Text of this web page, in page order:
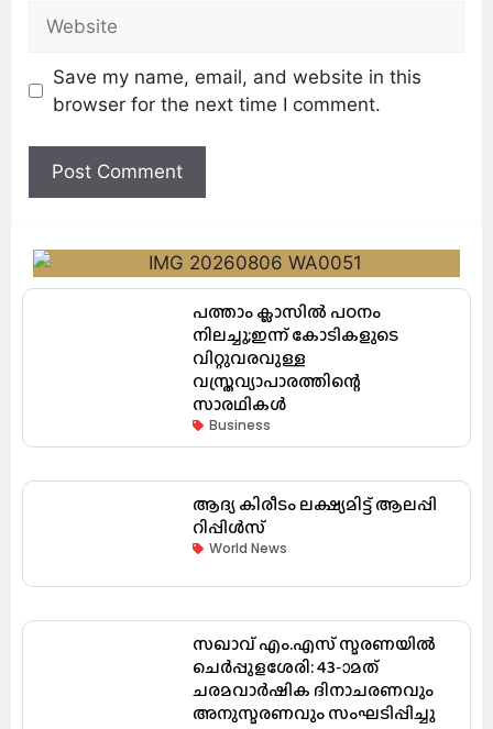
Save my name, email, and website in this
browser for the next time I comment.
പത്താം ക്ലാസിൽ പഠനം
നിലച്ചു;ഇന്ന് കോടികളുടെ
വിറ്റുവരവുള്ള
വസ്ത്രവ്യാപാരത്തിന്റെ
സാരഥികൾ
Business
ആദ്യ കിരീടം ലക്ഷ്യമിട്ട് ആലപ്പി
റിപ്പിൾസ്
World News
സഖാവ് എം.എസ് സ്മരണയിൽ
ചെർപ്പുളശേരി: 43-ാമത്
ചരമവാർഷിക ദിനാചരണവും
അനുസ്മരണവും സംഘടിപ്പിച്ചു